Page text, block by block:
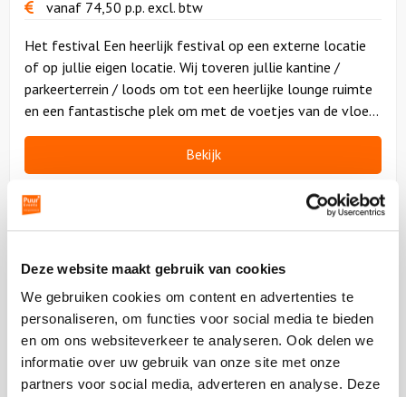
Deze website maakt gebruik van cookies
We gebruiken cookies om content en advertenties te
personaliseren, om functies voor social media te bieden
en om ons websiteverkeer te analyseren. Ook delen we
informatie over uw gebruik van onze site met onze
partners voor social media, adverteren en analyse. Deze
vanaf 74,50 p.p. excl. btw
Het festival Een heerlijk festival op een externe locatie
of op jullie eigen locatie. Wij toveren jullie kantine /
parkeerterrein / loods om tot een heerlijke lounge ruimte
en een fantastische plek om met de voetjes van de vloer
te gaan. Zak lekker onderuit op één van de relaxte
loungekussens, geniet van [..]Bekijk
Bekijk
Bedrijfsfestival